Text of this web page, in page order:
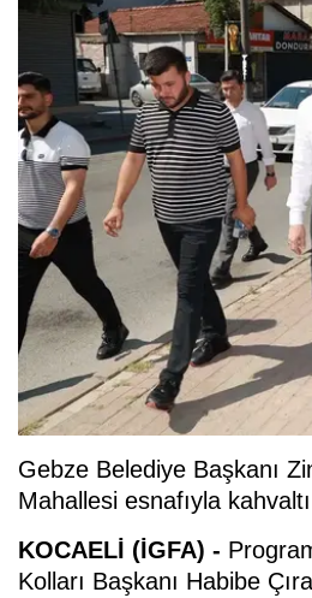
Gebze Belediye Başkanı
Mahallesi esnafıyla
KOCAELİ (İGFA) -
Kolları Başkanı Habibe